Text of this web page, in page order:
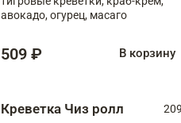
авокадо, огурец, масаго
509 ₽ В корзину
Креветка Чиз ролл